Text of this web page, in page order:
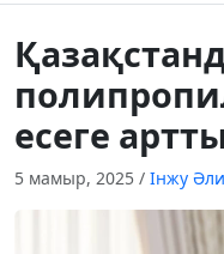
есеге
5 мамыр, 2025 / Інжу